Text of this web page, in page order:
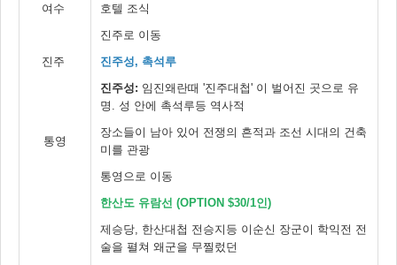
여수
진주
통영
호텔 조식
진주로 이동
진주성, 촉석루
진주성: 임진왜란때 '진주대첩' 이 벌어진 곳으로 유
명. 성 안에 촉석루등 역사적
장소들이 남아 있어 전쟁의 흔적과 조선 시대의 건축
미를 관광
통영으로 이동
한산도 유람선 (OPTION $30/1인)
제승당, 한산대첩 전승지등 이순신 장군이 학익전 전
술을 펼쳐 왜군을 무찔렀던